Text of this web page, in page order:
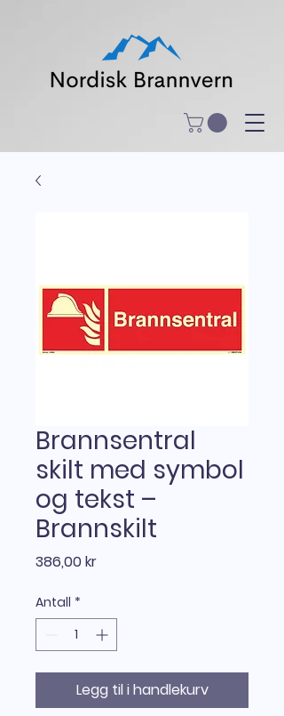
Brannsentral
skilt med symbol
og tekst –
Brannskilt
386,00 krPris
Antall *
Legg til i handlekurv